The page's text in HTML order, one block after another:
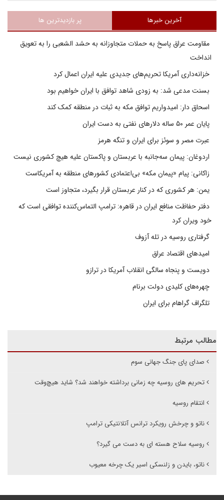
آخرین خبرها پر بازدیدترین ها
مقاومت عراق پاسخ به حملات متجاوزانه به حشد الشعبی را به تعویق
انداخت
خزانه‌داری آمریکا تحریم‌های جدیدی علیه ایران اعمال کرد
بسنت مدعی شد: به زودی شاهد توافق با ایران خواهیم بود
اسحاق دار: امیدواریم توافق مکه به ثبات در منطقه کمک کند
پایان عمر ۵۰ ساله دلارهای نفتی به دست ایران
عبرت مصر و سوئز برای ایران و تنگه هرمز
اردوغان: پیمان سه‌جانبه با عربستان و پاکستان علیه هیچ کشوری نیست
زاکانی: پیام «پیمان مکه» بی‌اعتمادی کشورهای منطقه به آمریکاست
یمن: هر کشوری که در کنار عربستان قرار بگیرد، متجاوز است
دفتر حفاظت منافع ایران در قاهره: ترامپ التماس‌کننده توافقی است که
خود ویران کرد
گرفتاری روسیه در تله آزوف
امیدهای اقتصاد عراق
دویست و پنجاه سالگی انقلاب آمریکا در ترازو
چهره‌های کلیدی دولت برنام
تلگراف گراهام برای ایران
مطالب مرتبط
صدای پای جنگ جهانی سوم
تحریم های روسیه چه زمانی برداشته خواهند شد؟ شاید هیچ‌وقت
انتقام روسیه
ناتو و چرخش رویکرد ترانس آتلانتیکی ترامپ
روسیه سلاح هسته ای به دست می گیرد؟
ناتو، بایدن و زلنسکی اسیر یک چرخه معیوب